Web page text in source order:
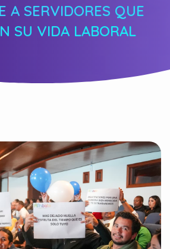
A SERVIDORES QUE
SU VIDA LABORAL